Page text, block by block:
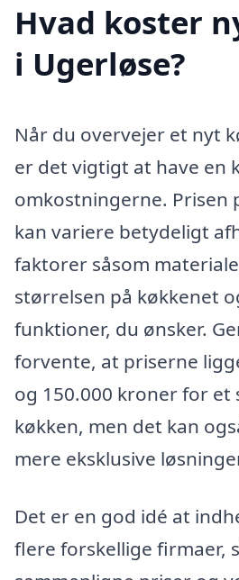
Hvad koster
i Ugerløse?
Når du overvejer et nyt
er det vigtigt at have en
omkostningerne. Prisen
kan variere betydeligt
faktorer såsom
størrelsen på køkkenet
funktioner, du ønsker.
forvente, at priserne
og 150.000 kroner for et
køkken, men det kan
mere eksklusive
Det er en god idé at
flere forskellige firmaer,